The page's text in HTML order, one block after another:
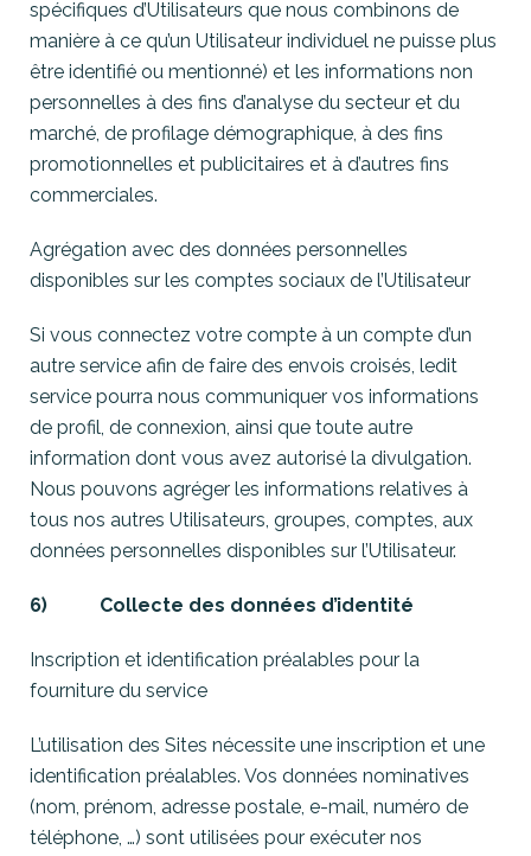
spécifiques d’Utilisateurs que nous combinons de
manière à ce qu’un Utilisateur individuel ne puisse plus
être identifié ou mentionné) et les informations non
personnelles à des fins d’analyse du secteur et du
marché, de profilage démographique, à des fins
promotionnelles et publicitaires et à d’autres fins
commerciales.
Agrégation avec des données personnelles
disponibles sur les comptes sociaux de l’Utilisateur
Si vous connectez votre compte à un compte d’un
autre service afin de faire des envois croisés, ledit
service pourra nous communiquer vos informations
de profil, de connexion, ainsi que toute autre
information dont vous avez autorisé la divulgation.
Nous pouvons agréger les informations relatives à
tous nos autres Utilisateurs, groupes, comptes, aux
données personnelles disponibles sur l’Utilisateur.
6) Collecte des données d’identité
Inscription et identification préalables pour la
fourniture du service
L’utilisation des Sites nécessite une inscription et une
identification préalables. Vos données nominatives
(nom, prénom, adresse postale, e-mail, numéro de
téléphone, …) sont utilisées pour exécuter nos